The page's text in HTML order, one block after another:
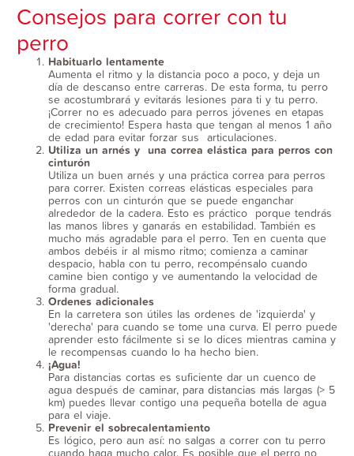
Consejos para correr con tu
perro
Habituarlo lentamente
Aumenta el ritmo y la distancia poco a poco, y deja un
día de descanso entre carreras. De esta forma, tu perro
se acostumbrará y evitarás lesiones para ti y tu perro.
¡Correr no es adecuado para perros jóvenes en etapas
de crecimiento! Espera hasta que tengan al menos 1 año
de edad para evitar forzar sus articulaciones.
Utiliza un arnés y una correa elástica para perros con
cinturón
Utiliza un buen arnés y una práctica correa para perros
para correr. Existen correas elásticas especiales para
perros con un cinturón que se puede enganchar
alrededor de la cadera. Esto es práctico porque tendrás
las manos libres y ganarás en estabilidad. También es
mucho más agradable para el perro. Ten en cuenta que
ambos debéis ir al mismo ritmo; comienza a caminar
despacio, habla con tu perro, recompénsalo cuando
camine bien contigo y ve aumentando la velocidad de
forma gradual.
Ordenes adicionales
En la carretera son útiles las ordenes de 'izquierda' y
'derecha' para cuando se tome una curva. El perro puede
aprender esto fácilmente si se lo dices mientras camina y
le recompensas cuando lo ha hecho bien.
¡Agua!
Para distancias cortas es suficiente dar un cuenco de
agua después de caminar, para distancias más largas (> 5
km) puedes llevar contigo una pequeña botella de agua
para el viaje.
Prevenir el sobrecalentamiento
Es lógico, pero aun así: no salgas a correr con tu perro
cuando haga mucho calor. Es posible que el perro no